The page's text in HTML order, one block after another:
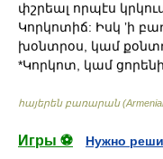
փշրեալ որպէս
Կորկոտիճ: Իսկ ʼի
խօնտրօս, կամ
*Կորկոտ, կամ ցորենի
հայերեն բառարան
Игры ⚽
Нужно